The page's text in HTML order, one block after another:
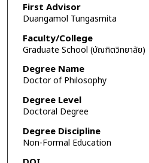
First Advisor
Duangamol Tungasmita
Faculty/College
Graduate School (บัณฑิตวิทยาลัย)
Degree Name
Doctor of Philosophy
Degree Level
Doctoral Degree
Degree Discipline
Non-Formal Education